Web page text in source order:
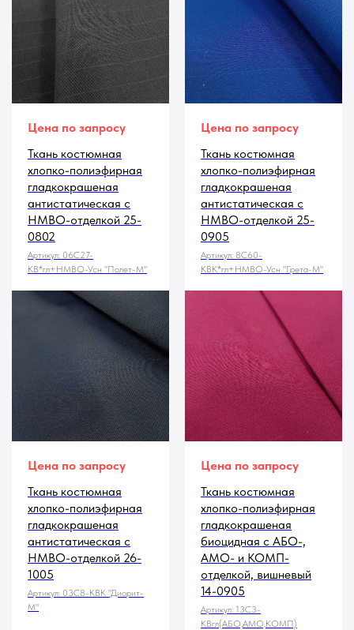
Цена по запросу
Ткань костюмная
хлопко-полиэфирная
гладкокрашеная
антистатическая с
НМВО-отделкой 25-
0802
Артикул: 06С27-
КВ*гл+НМВО-Усн "Полет-М"
Цена по запросу
Ткань костюмная
хлопко-полиэфирная
гладкокрашеная
антистатическая с
НМВО-отделкой 25-
0905
Артикул: 8С60-
КВК*гл+НМВО-Усн "Грета-М"
Цена по запросу
Ткань костюмная
хлопко-полиэфирная
гладкокрашеная
антистатическая с
НМВО-отделкой 26-
1005
Артикул: 03С8-КВК "Диорит-
М"
Цена по запросу
Ткань костюмная
хлопко-полиэфирная
гладкокрашеная
биоцидная с АБО-,
АМО- и КОМП-
отделкой, вишневый
14-0905
Артикул: 13С3-
КВгл(АБО,АМО,КОМП)